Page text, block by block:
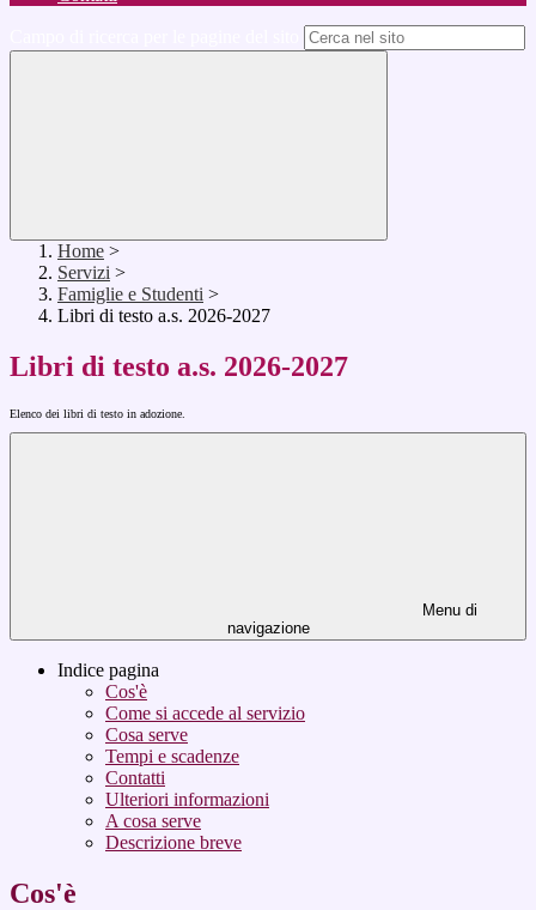
Home >
Servizi >
Famiglie e Studenti >
Libri di testo a.s. 2026-2027
Libri di testo a.s. 2026-2027
Elenco dei libri di testo in adozione.
Menu di
navigazione
Indice pagina
Cos'è
Come si accede al servizio
Cosa serve
Tempi e scadenze
Contatti
Ulteriori informazioni
A cosa serve
Descrizione breve
Cos'è